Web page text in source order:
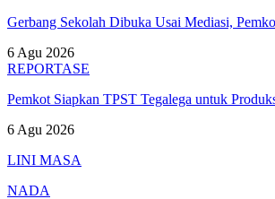
Gerbang Sekolah Dibuka Usai Mediasi,
6 Agu 2026
REPORTASE
Pemkot Siapkan TPST Tegalega untuk
6 Agu 2026
LINI MASA
NADA